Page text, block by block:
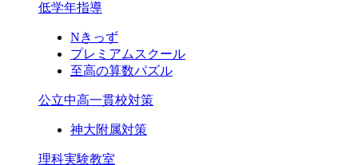
低学年指導
Nきっず
プレミアムスクール
至高の算数パズル
公立中高一貫校対策
神大附属対策
理科実験教室